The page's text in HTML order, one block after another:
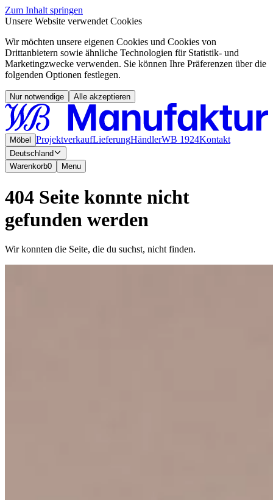
Zum Inhalt springen
Unsere Website verwendet Cookies
Wir möchten unsere eigenen Cookies und Cookies von
Drittanbietern sowie ähnliche Technologien für Statistik- und
Marketingzwecke verwenden. Sie können Ihre Präferenzen über die
folgenden Optionen festlegen.
Nur notwendige Alle akzeptieren
Möbel ProjektverkaufLieferungHändlerWB 1924Kontakt
Deutschland
Warenkorb0 Menu
404 Seite konnte nicht
gefunden werden
Wir konnten die Seite, die du suchst, nicht finden.